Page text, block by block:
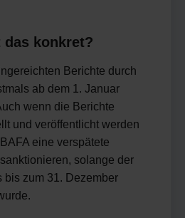
das konkret?
Berichte durch
ab dem 1. Januar
wenn die Berichte
und veröffentlicht werden
eine verspätete
solange der
bis zum 31. Dezember